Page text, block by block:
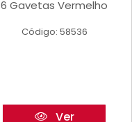
6 Gavetas Vermelho
Código: 58536
Ver